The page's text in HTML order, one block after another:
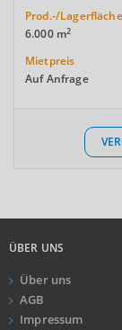
Prod.-/Lagerfläche
6.000 m2
Mietpreis
Auf Anfrage
ÜBER UNS
Über uns
AGB
Impressum